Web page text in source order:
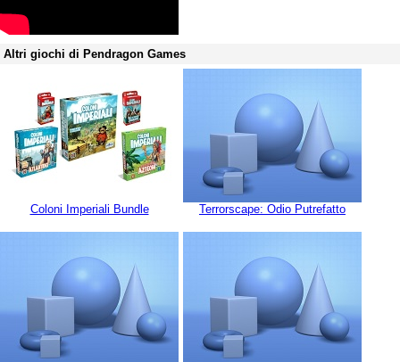
Altri giochi di Pendragon Games
Coloni Imperiali Bundle Terrorscape: Odio Putrefatto